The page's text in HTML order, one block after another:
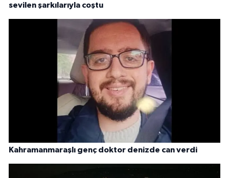
sevilen şarkılarıyla coştu
Kahramanmaraşlı genç doktor denizde can verdi